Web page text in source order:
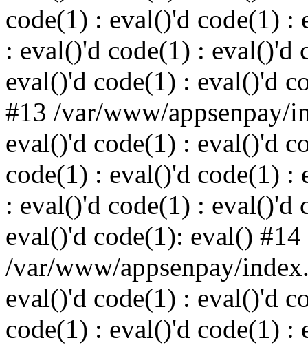
code(1) : eval()'d code(1) :
: eval()'d code(1) : eval()'d
eval()'d code(1) : eval()'d
#13 /var/www/appsenpay/
eval()'d code(1) : eval()'d
code(1) : eval()'d code(1) :
: eval()'d code(1) : eval()'d
eval()'d code(1): eval() #14
/var/www/appsenpay/
eval()'d code(1) : eval()'d
code(1) : eval()'d code(1) :